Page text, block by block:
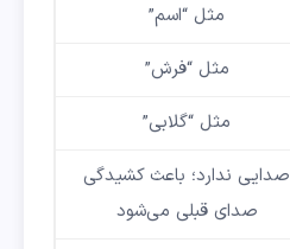
مثل “اسم”
مثل “فرش”
مثل “گلابی”
صدایی ندارد؛ باعث کشیدگی
صدای قبلی می‌شود